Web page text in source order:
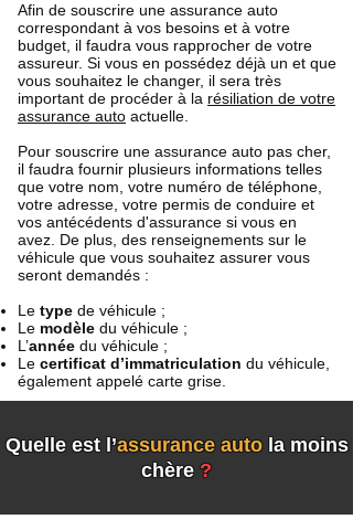
Afin de souscrire une assurance auto
correspondant à vos besoins et à votre
budget, il faudra vous rapprocher de votre
assureur. Si vous en possédez déjà un et que
vous souhaitez le changer, il sera très
important de procéder à la résiliation de votre
assurance auto actuelle.
Pour souscrire une assurance auto pas cher,
il faudra fournir plusieurs informations telles
que votre nom, votre numéro de téléphone,
votre adresse, votre permis de conduire et
vos antécédents d'assurance si vous en
avez. De plus, des renseignements sur le
véhicule que vous souhaitez assurer vous
seront demandés :
Le type de véhicule ;
Le modèle du véhicule ;
L’année du véhicule ;
Le certificat d’immatriculation du véhicule,
également appelé carte grise.
Quelle est l’assurance autola moins
chère ?